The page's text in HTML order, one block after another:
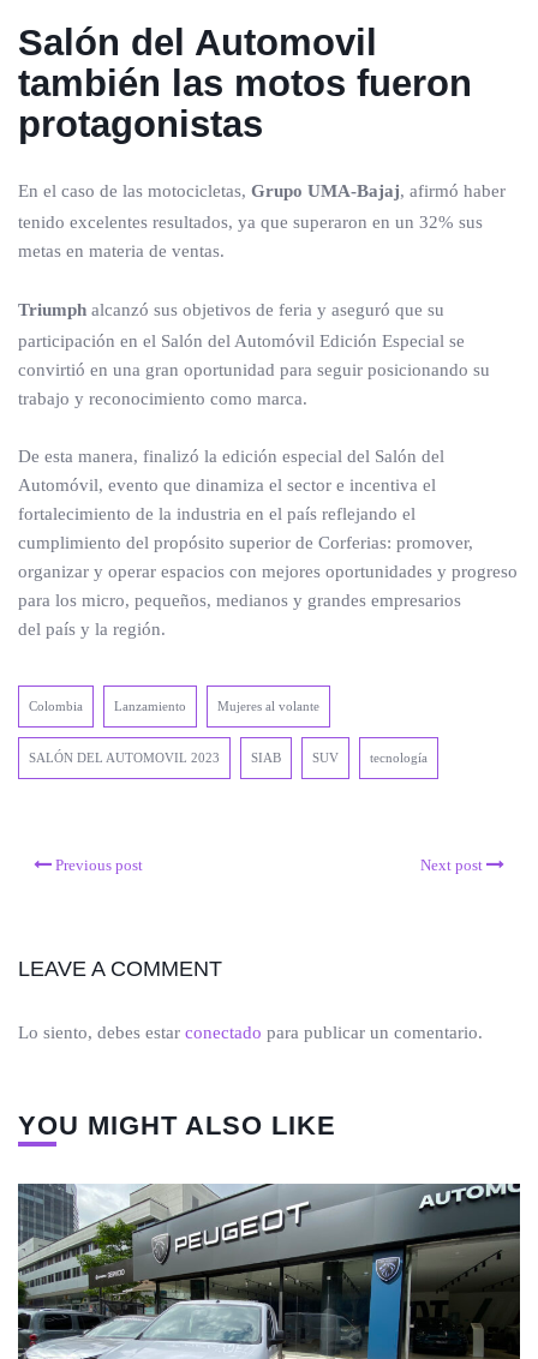
Salón del Automovil
también las motos fueron
protagonistas
En el caso de las motocicletas, Grupo UMA-Bajaj, afirmó haber
tenido excelentes resultados, ya que superaron en un 32% sus
metas en materia de ventas.
Triumph alcanzó sus objetivos de feria y aseguró que su
participación en el Salón del Automóvil Edición Especial se
convirtió en una gran oportunidad para seguir posicionando su
trabajo y reconocimiento como marca.
De esta manera, finalizó la edición especial del Salón del
Automóvil, evento que dinamiza el sector e incentiva el
fortalecimiento de la industria en el país reflejando el
cumplimiento del propósito superior de Corferias: promover,
organizar y operar espacios con mejores oportunidades y progreso
para los micro, pequeños, medianos y grandes empresarios
del país y la región.
Colombia Lanzamiento Mujeres al volante
SALÓN DEL AUTOMOVIL 2023 SIAB SUV tecnología
Previous post Next post
LEAVE A COMMENT
Lo siento, debes estar conectado para publicar un comentario.
YOU MIGHT ALSO LIKE